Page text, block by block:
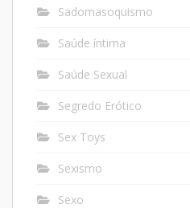
Sadomasoquismo
Saúde íntima
Saúde Sexual
Segredo Erótico
Sex Toys
Sexismo
Sexo